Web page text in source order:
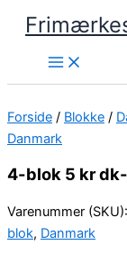
indholdet
Forside / Blokke /
Danmark
4-blok 5 kr
Varenummer (SKU):
blok, Danmark